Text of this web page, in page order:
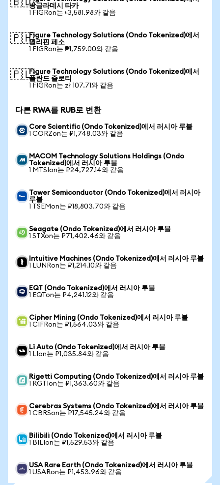
🇧🇩방글라데시 타카
1 FIGRon는 ৳3,581.98와 같음
🇵🇭Figure Technology Solutions (Ondo Tokenized)에서
필리핀 페소
1 FIGRon는 ₱1,759.00와 같음
🇵🇱Figure Technology Solutions (Ondo Tokenized)에서
폴란드 즐로티
1 FIGRon는 zł 107.71와 같음
다른 RWA를 RUB로 변환
Core Scientific (Ondo Tokenized)에서 러시아 루블
1 CORZon는 ₽1,748.03와 같음
MACOM Technology Solutions Holdings (Ondo
Tokenized)에서 러시아 루블
1 MTSIon는 ₽24,727.14와 같음
Tower Semiconductor (Ondo Tokenized)에서 러시아
루블
1 TSEMon는 ₽18,803.70와 같음
Seagate (Ondo Tokenized)에서 러시아 루블
1 STXon는 ₽71,402.46와 같음
Intuitive Machines (Ondo Tokenized)에서 러시아 루블
1 LUNRon는 ₽1,214.10와 같음
EQT (Ondo Tokenized)에서 러시아 루블
1 EQTon는 ₽4,241.12와 같음
Cipher Mining (Ondo Tokenized)에서 러시아 루블
1 CIFRon는 ₽1,564.03와 같음
Li Auto (Ondo Tokenized)에서 러시아 루블
1 LIon는 ₽1,035.84와 같음
Rigetti Computing (Ondo Tokenized)에서 러시아 루블
1 RGTIon는 ₽1,363.60와 같음
Cerebras Systems (Ondo Tokenized)에서 러시아 루블
1 CBRSon는 ₽17,545.24와 같음
Bilibili (Ondo Tokenized)에서 러시아 루블
1 BILIon는 ₽1,529.53와 같음
USA Rare Earth (Ondo Tokenized)에서 러시아 루블
1 USARon는 ₽1,453.96와 같음